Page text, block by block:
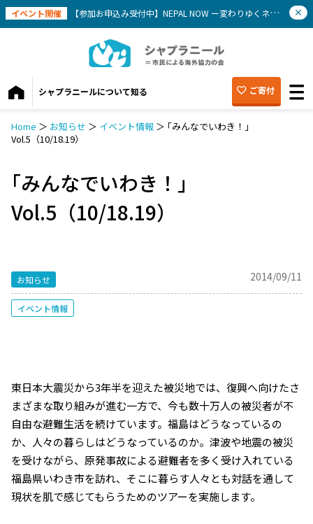
イベント開催 【参加お申込み受付中】NEPAL NOW ー変わりゆくネパールを知ろう(9/12）
シャプラニールについて知る ご寄付
Home ＞ お知らせ ＞ イベント情報 ＞ ｢みんなでいわき！｣
Vol.5（10/18.19）
｢みんなでいわき！｣
Vol.5（10/18.19）
お知らせ 2014/09/11
イベント情報
東日本大震災から3年半を迎えた被災地では、復興へ向けたさ
まざまな取り組みが進む一方で、今も数十万人の被災者が不
自由な避難生活を続けています。福島はどうなっているの
か、 人々の暮らしはどうなっているのか。津波や地震の被災
を受けながら、原発事故による避難者を多く受け入れている
福島県いわき市を訪れ、そこに暮らす人々とも対話を通して
現状を肌で感じてもらうためのツアーを実施します。